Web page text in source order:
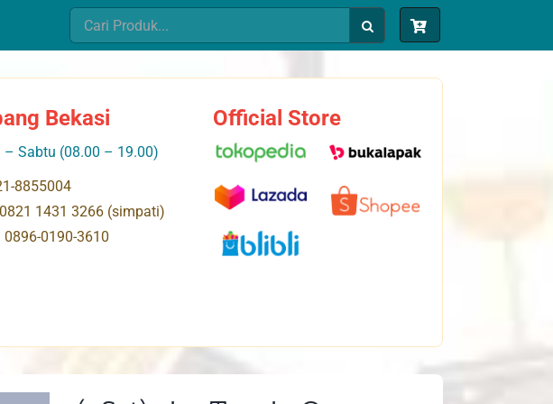
Search
for:
Bekasi
– Sabtu (08.00 – 19.00)
8855004
1431 3266 (simpati)
0896-0190-3610
Official Store